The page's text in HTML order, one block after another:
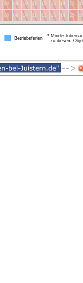
08 09 10 11 12 13 14 15
08 09 10 11 12 13 14 15
Betriebsferien
*
zu diesem